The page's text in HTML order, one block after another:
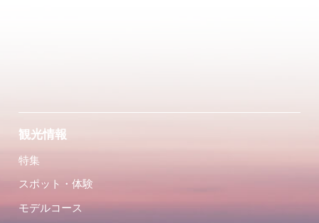
観光情報
特集
スポット・体験
モデルコース